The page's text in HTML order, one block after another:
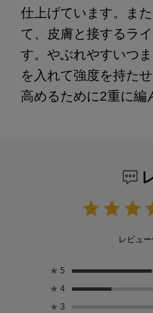
仕上げています。ま
て、皮膚と接するラ
す。やぶれやすいつ
を入れて強度を持た
高めるために2重に編
レビュ
★ 5
★ 4
★ 3